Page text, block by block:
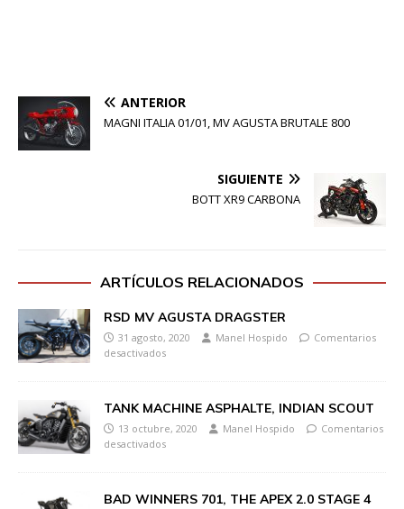
ANTERIOR
MAGNI ITALIA 01/01, MV AGUSTA BRUTALE 800
SIGUIENTE
BOTT XR9 CARBONA
ARTÍCULOS RELACIONADOS
RSD MV AGUSTA DRAGSTER
31 agosto, 2020 Manel Hospido
Comentarios
desactivados
TANK MACHINE ASPHALTE, INDIAN SCOUT
13 octubre, 2020 Manel Hospido
Comentarios
desactivados
BAD WINNERS 701, THE APEX 2.0 STAGE 4